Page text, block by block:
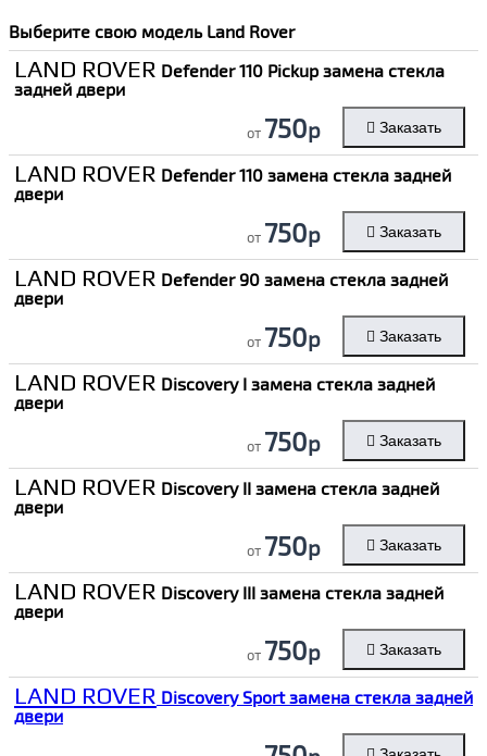
Выберите свою модель Land Rover
LAND ROVER Defender 110 Pickup замена стекла
задней двери
от 750р Заказать
LAND ROVER Defender 110 замена стекла задней
двери
от 750р Заказать
LAND ROVER Defender 90 замена стекла задней
двери
от 750р Заказать
LAND ROVER Discovery I замена стекла задней
двери
от 750р Заказать
LAND ROVER Discovery II замена стекла задней
двери
от 750р Заказать
LAND ROVER Discovery III замена стекла задней
двери
от 750р Заказать
LAND ROVER Discovery Sport замена стекла задней
двери